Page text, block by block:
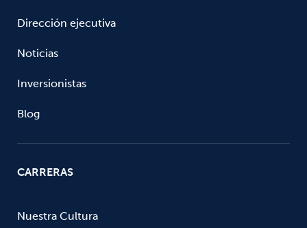
Dirección ejecutiva
Noticias
Inversionistas
Blog
CARRERAS
Nuestra Cultura